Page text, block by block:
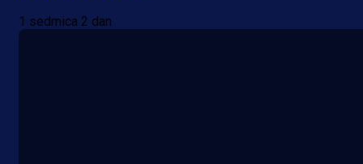
1 sedmica 2 dan